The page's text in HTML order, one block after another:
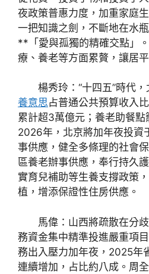
夜政策普惠力度，加重家庭
一把知識之劍，不斷地在水
**「愛與孤獨的精確交點」
療、養老等方面累贅，讓居
楊秀玲：“十四五”時代
養意思占普通公共預算收入
累計超3萬億元；養老助餐點
2026年，北京將加年夜投資
事供應，健全多條理的社會
區養老辦事供應，奉行持久
實育兒補助等生養支撐政策
植，增添保證性住房供應。
馬偉：山西將疏散在分
務資金集中精準投進嚴重項
務出入壓力加年夜，2025年
連續增加，占比約八成。周